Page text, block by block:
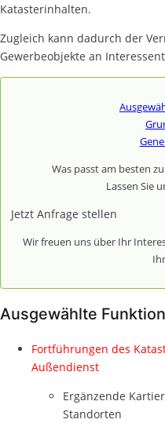
Katasterinhalten.
Zugleich kann dadurch der
Gewerbeobjekte an
Was passt am besten
Lassen Sie
Jetzt Anfrage stellen
Wir freuen uns über Ihr
Ausgewählte
Fortführungen des
Außendienst
Ergänzende
Standorten